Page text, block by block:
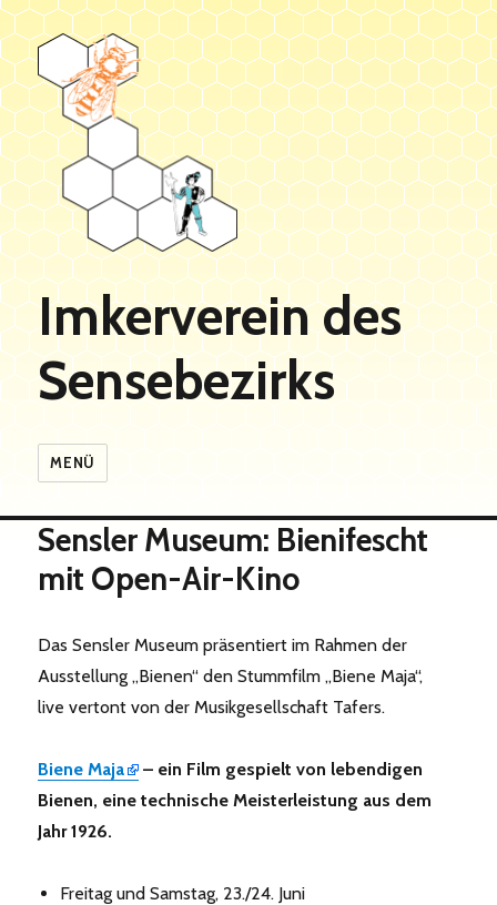
Imkerverein des
Sensebezirks
MENÜ
Sensler Museum: Bienifescht
mit Open-Air-Kino
Das Sensler Museum präsentiert im Rahmen der
Ausstellung „Bienen“ den Stummfilm „Biene Maja“,
live vertont von der Musikgesellschaft Tafers.
Biene Maja – ein Film gespieltvon lebendigen
Bienen, eine technische Meisterleistung aus dem
Jahr 1926.
Freitag und Samstag, 23./24. Juni